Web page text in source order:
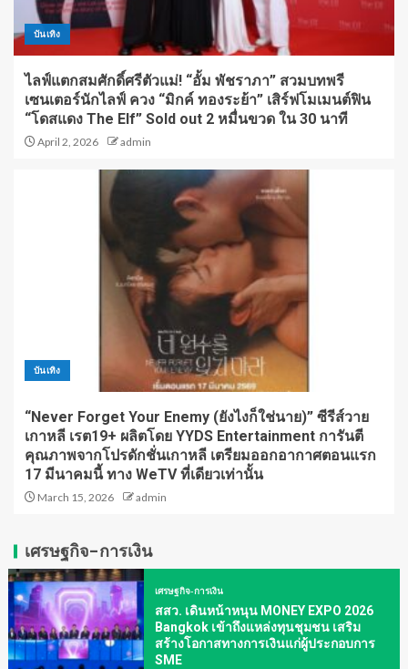
บันเทิง
ไลฟ์แตกสมศักดิ์ศรีตัวแม่! “อั้ม พัชราภา” สวมบทพรี
เซนเตอร์นักไลฟ์ ควง “มิกค์ ทองระย้า” เสิร์ฟโมเมนต์ฟิน
“โดสแดง The Elf” Sold out 2 หมื่นขวด ใน 30 นาที
April 2, 2026 admin
บันเทิง
“Never Forget Your Enemy (ยังไงก็ใช่นาย)” ซีรีส์วาย
เกาหลี เรต19+ ผลิตโดย YYDS Entertainment การันตี
คุณภาพจากโปรดักชั่นเกาหลี เตรียมออกอากาศตอนแรก
17 มีนาคมนี้ ทาง WeTV ที่เดียวเท่านั้น
March 15, 2026 admin
เศรษฐกิจ-การเงิน
เศรษฐกิจ-การเงิน
สสว. เดินหน้าหนุน MONEY EXPO 2026
Bangkok เข้าถึงแหล่งทุนชุมชน เสริม
สร้างโอกาสทางการเงินแก่ผู้ประกอบการ
SME